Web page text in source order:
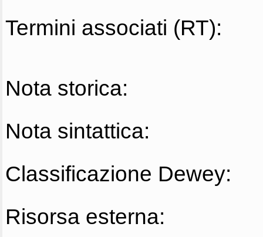
Termini associati (RT):
Nota storica:
Nota sintattica:
Classificazione Dewey:
Risorsa esterna: